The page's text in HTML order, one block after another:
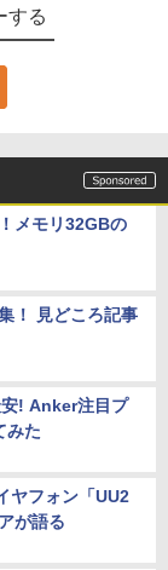
する
メモリ32GBの
！ 見どころ記事
! Anker注目プ
みた
ヤフォン「UU2
が語る